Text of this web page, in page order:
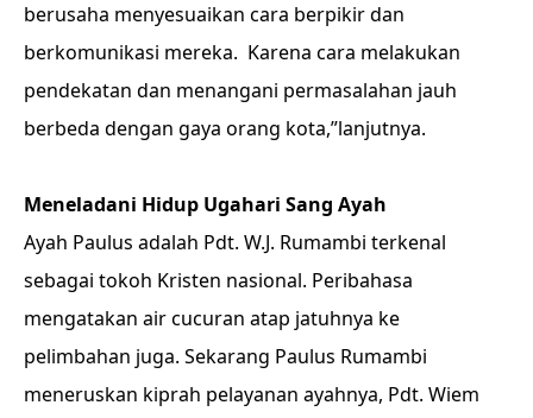
berusaha menyesuaikan cara berpikir dan
berkomunikasi mereka. Karena cara melakukan
pendekatan dan menangani permasalahan jauh
berbeda dengan gaya orang kota,”lanjutnya.
Meneladani Hidup Ugahari Sang Ayah
Ayah Paulus adalah Pdt. W.J. Rumambi terkenal
sebagai tokoh Kristen nasional. Peribahasa
mengatakan air cucuran atap jatuhnya ke
pelimbahan juga. Sekarang Paulus Rumambi
meneruskan kiprah pelayanan ayahnya, Pdt. Wiem